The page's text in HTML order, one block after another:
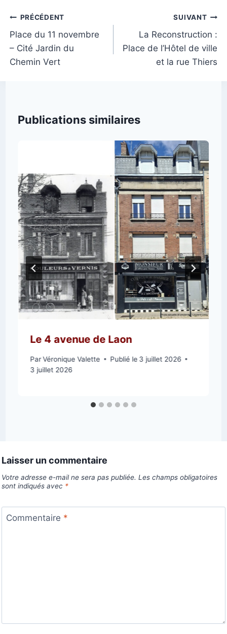
Navigation
de
l’article
PRÉCÉDENT
Place du 11 novembre
– Cité Jardin du
Chemin Vert
SUIVANT
La Reconstruction :
Place de l’Hôtel de ville
et la rue Thiers
Publications similaires
Le 4 avenue de Laon
ParVéronique Valette Publié le 3 juillet 2026
3 juillet 2026
Laisser un commentaire
Votre adresse e-mail ne sera pas publiée. Les champs obligatoires
sont indiqués avec *
Commentaire *